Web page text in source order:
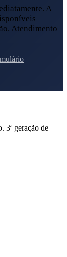
A
—
Atendimento
3ª geração de